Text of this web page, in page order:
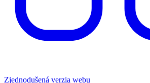
Zjednodušená verzia webu